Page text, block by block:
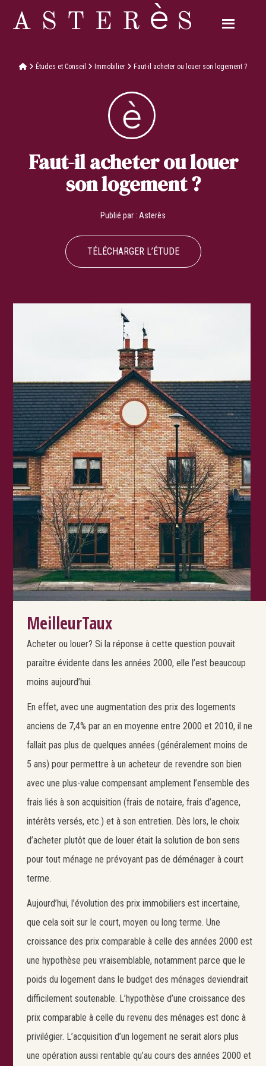
Études et Conseil Immobilier Faut-il acheter ou louer son logement ?
Faut-il acheter ou louer
son logement ?
Publié par : Asterès
TÉLÉCHARGER L’ÉTUDE
MeilleurTaux
Acheter ou louer? Si la réponse à cette question pouvait
paraître évidente dans les années 2000, elle l’est beaucoup
moins aujourd’hui.
En effet, avec une augmentation des prix des logements
anciens de 7,4% par an en moyenne entre 2000 et 2010, il ne
fallait pas plus de quelques années (généralement moins de
5 ans) pour permettre à un acheteur de revendre son bien
avec une plus-value compensant amplement l’ensemble des
frais liés à son acquisition (frais de notaire, frais d’agence,
intérêts versés, etc.) et à son entretien. Dès lors, le choix
d’acheter plutôt que de louer était la solution de bon sens
pour tout ménage ne prévoyant pas de déménager à court
terme.
Aujourd’hui, l’évolution des prix immobiliers est incertaine,
que cela soit sur le court, moyen ou long terme. Une
croissance des prix comparable à celle des années 2000 est
une hypothèse peu vraisemblable, notamment parce que le
poids du logement dans le budget des ménages deviendrait
difficilement soutenable. L’hypothèse d’une croissance des
prix comparable à celle du revenu des ménages est donc à
privilégier. L’acquisition d’un logement ne serait alors plus
une opération aussi rentable qu’au cours des années 2000 et